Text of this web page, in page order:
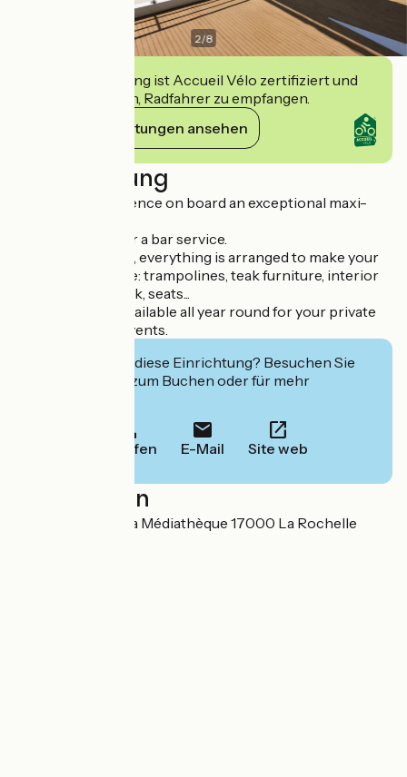
2/8
Diese Einrichtung ist Accueil Vélo zertifiziert und
verpflichtet sich, Radfahrer zu empfangen.
Ihre Verpflichtungen ansehen
Beschreibung
Live a new experience on board an exceptional maxi-
On board, we offer a bar service.
On the catamaran, everything is arranged to make your
outing memorable: trampolines, teak furniture, interior
deck, exterior deck, seats...
The ship is also available all year round for your private
or professional events.
Interessiert Sie diese Einrichtung? Besuchen Sie
deren Website zum Buchen oder für mehr
Anrufen E-Mail Site web
Localisation
Embarcadère de la Médiathèque 17000 La Rochelle